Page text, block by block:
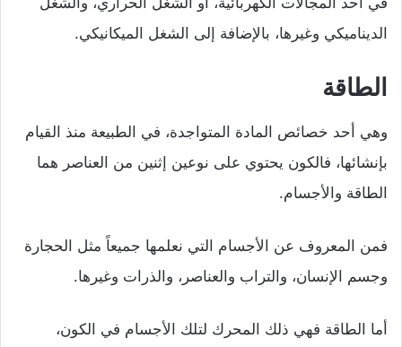
الديناميكي وغيرها، بالإضافة إلى الشغل الميكانيكي.
الطاقة
وهي أحد خصائص المادة المتواجدة، في الطبيعة منذ القيام
بإنشائها، فالكون يحتوي على نوعين إثنين من العناصر هما
الطاقة والأجسام.
فمن المعروف عن الأجسام التي نعلمها جميعاً مثل الحجارة
وجسم الإنسان، والتراب والعناصر، والذرات وغيرها.
أما الطاقة فهي ذلك المحرك لتلك الأجسام في الكون،